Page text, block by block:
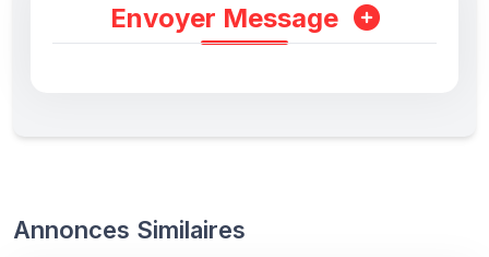
Envoyer Message
Annonces Similaires